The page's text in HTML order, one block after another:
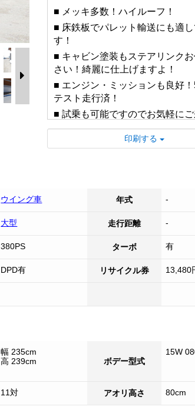
■ メッキ多数！ハイルーフ！
■ 床鉄板でパレット輸送にも適し
す！
■ キャビン塗装もステアリンク
さい！綺麗に仕上げますよ！
■ エンジン・ミッションも良好
テスト走行済！
■ 試乗も可能ですのでお気軽に
さい！
印刷する
ウイング車 年式 -
大型 走行距離 -
380PS ターボ 有
DPD有 リサイクル券 13,480
幅 235cm
高 239cm
ボデー型式
15W
11対 アオリ高さ 80cm